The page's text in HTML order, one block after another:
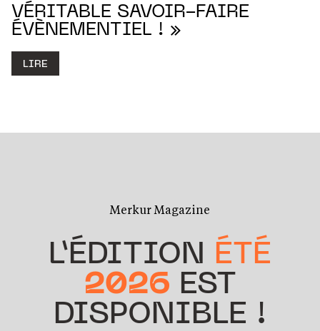
VÉRITABLE SAVOIR-FAIRE
ÉVÈNEMENTIEL ! »
LIRE
Merkur Magazine
L’ÉDITION ÉTÉ
2026 EST
DISPONIBLE !